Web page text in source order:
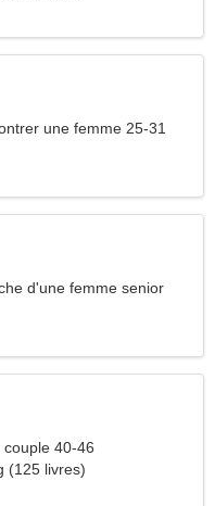
une femme 25-31
d'une femme senior
40-46
(125 livres)